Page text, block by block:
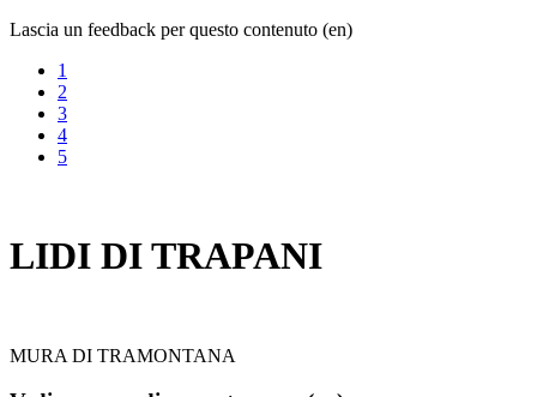
Lascia un feedback per questo contenuto (en)
1
2
3
4
5
LIDI DI TRAPANI
MURA DI TRAMONTANA